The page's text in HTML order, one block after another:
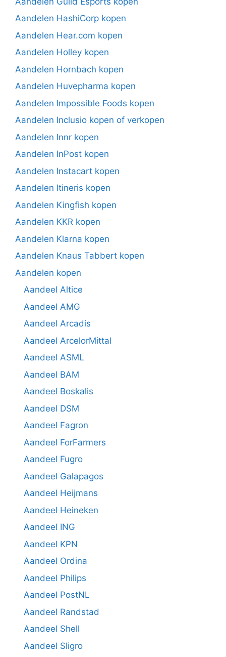
Aandelen HashiCorp kopen
Aandelen Hear.com kopen
Aandelen Holley kopen
Aandelen Hornbach kopen
Aandelen Huvepharma kopen
Aandelen Impossible Foods kopen
Aandelen Inclusio kopen of verkopen
Aandelen Innr kopen
Aandelen InPost kopen
Aandelen Instacart kopen
Aandelen Itineris kopen
Aandelen Kingfish kopen
Aandelen KKR kopen
Aandelen Klarna kopen
Aandelen Knaus Tabbert kopen
Aandelen kopen
Aandeel Altice
Aandeel AMG
Aandeel Arcadis
Aandeel ArcelorMittal
Aandeel ASML
Aandeel BAM
Aandeel Boskalis
Aandeel DSM
Aandeel Fagron
Aandeel ForFarmers
Aandeel Fugro
Aandeel Galapagos
Aandeel Heijmans
Aandeel Heineken
Aandeel ING
Aandeel KPN
Aandeel Ordina
Aandeel Philips
Aandeel PostNL
Aandeel Randstad
Aandeel Shell
Aandeel Sligro